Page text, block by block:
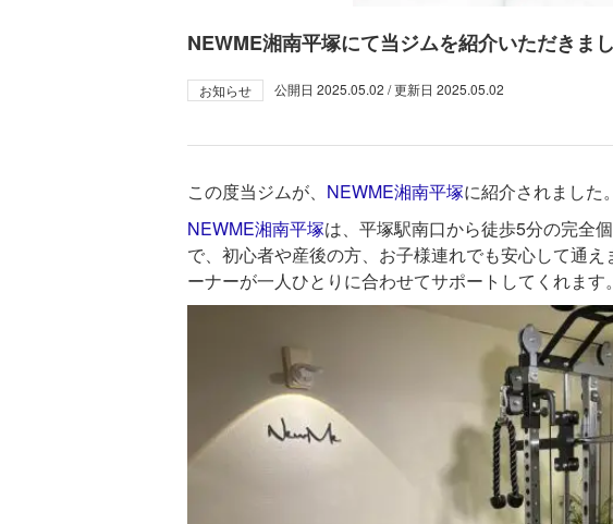
​NEWME湘南平塚にて当ジムを紹介いただきまし
お知らせ 公開日 2025.05.02 / 更新日 2025.05.02
この度当ジムが、​ NEWME湘南平塚に紹介されました。
NEWME湘南平塚は、平塚駅南口から徒歩5分の完全
で、初心者や産後の方、お子様連れでも安心して通
ーナーが一人ひとりに合わせてサポートしてくれます。